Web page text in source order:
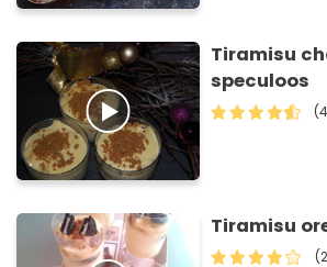
Tiramisu
speculoos
Tiramisu